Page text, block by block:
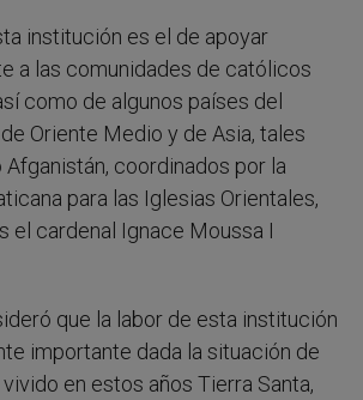
institución es el de apoyar
a las comunidades de católicos
como de algunos países del
Oriente Medio y de Asia, tales
Afganistán, coordinados por la
para las Iglesias Orientales,
el cardenal Ignace Moussa I
que la labor de esta institución
importante dada la situación de
en estos años Tierra Santa,